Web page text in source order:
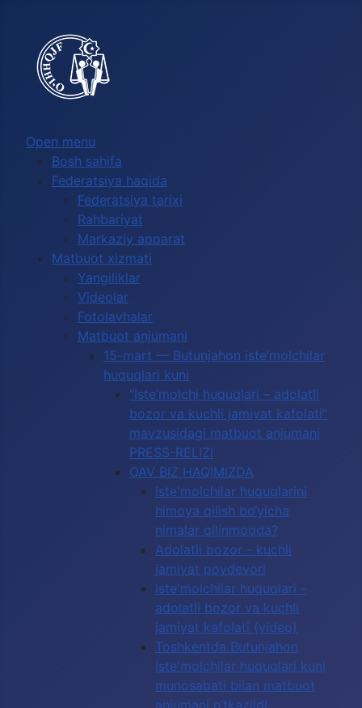
Open menu
Bosh sahifa
Federatsiya haqida
Federatsiya tarixi
Rahbariyat
Markaziy apparat
Matbuot xizmati
Yangiliklar
Videolar
Fotolavhalar
Matbuot anjumani
15-mart — Butunjahon iste’molchilar
huquqlari kuni
“Iste’molchi huquqlari – adolatli
bozor va kuchli jamiyat kafolati”
mavzusidagi matbuot anjumani
PRESS-RELIZI
OAV BIZ HAQIMIZDA
Iste'molchilar huquqlarini
himoya qilish bo‘yicha
nimalar qilinmoqda?
Adolatli bozor - kuchli
jamiyat poydevori
Iste'molchilar huquqlari -
adolatli bozor va kuchli
jamiyat kafolati (video)
Toshkentda Butunjahon
iste'molchilar huquqlari kuni
munosabati bilan matbuot
anjumani o‘tkazildi